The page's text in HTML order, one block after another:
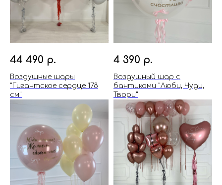
44 490 р.
Воздушные шары
"Гигантское сердце 178
см"
4 390 р.
Воздушный шар с
бантиками "Люби, Чуди,
Твори"